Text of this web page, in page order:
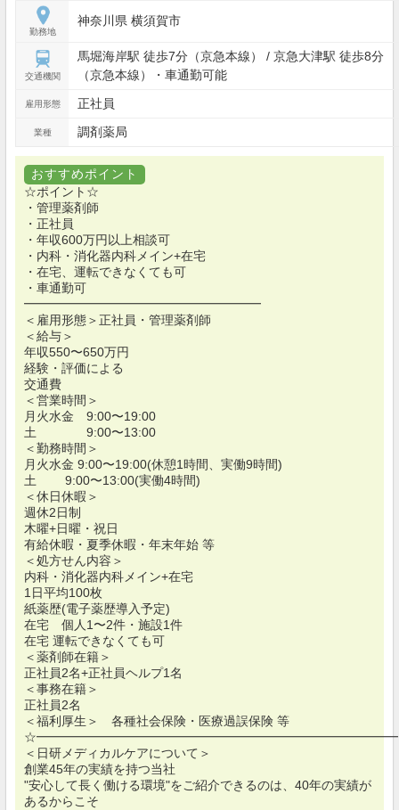
勤務地
神奈川県 横須賀市
交通機関
馬堀海岸駅 徒歩7分（京急本線） / 京急大津駅 徒歩8分
（京急本線）・車通勤可能
雇用形態 正社員
業種 調剤薬局
おすすめポイント
☆ポイント☆
・管理薬剤師
・正社員
・年収600万円以上相談可
・内科・消化器内科メイン+在宅
・在宅、運転できなくても可
・車通勤可
━━━━━━━━━━━━━━━━━━━
＜雇用形態＞正社員・管理薬剤師
＜給与＞
年収550〜650万円
経験・評価による
交通費
＜営業時間＞
月火水金 9:00〜19:00
土 9:00〜13:00
＜勤務時間＞
月火水金 9:00〜19:00(休憩1時間、実働9時間)
土 9:00〜13:00(実働4時間)
＜休日休暇＞
週休2日制
木曜+日曜・祝日
有給休暇・夏季休暇・年末年始 等
＜処方せん内容＞
内科・消化器内科メイン+在宅
1日平均100枚
紙薬歴(電子薬歴導入予定)
在宅 個人1〜2件・施設1件
在宅 運転できなくても可
＜薬剤師在籍＞
正社員2名+正社員ヘルプ1名
＜事務在籍＞
正社員2名
＜福利厚生＞ 各種社会保険・医療過誤保険 等
☆━━━━━━━━━━━━━━━━━━━━━━━━━━━━━
＜日研メディカルケアについて＞
創業45年の実績を持つ当社
"安心して長く働ける環境"をご紹介できるのは、40年の実績が
あるからこそ